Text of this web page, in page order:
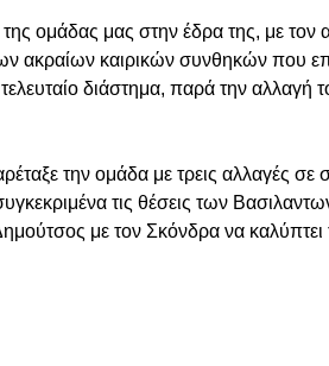
ομάδας μας στην έδρα της, με τον
ακραίων καιρικών συνθηκών που
διάστημα, παρά την αλλαγή
την ομάδα με τρεις αλλαγές σε
τις θέσεις των
με τον Σκόνδρα να